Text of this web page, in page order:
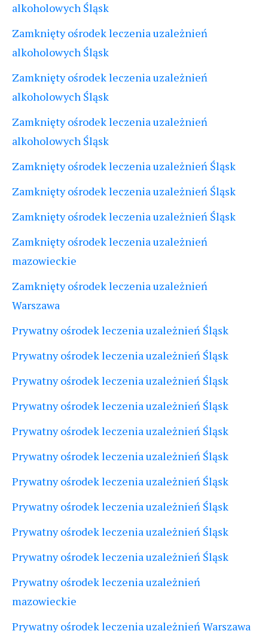
alkoholowych Śląsk
Zamknięty ośrodek leczenia uzależnień
alkoholowych Śląsk
Zamknięty ośrodek leczenia uzależnień
alkoholowych Śląsk
Zamknięty ośrodek leczenia uzależnień
alkoholowych Śląsk
Zamknięty ośrodek leczenia uzależnień Śląsk
Zamknięty ośrodek leczenia uzależnień Śląsk
Zamknięty ośrodek leczenia uzależnień Śląsk
Zamknięty ośrodek leczenia uzależnień
mazowieckie
Zamknięty ośrodek leczenia uzależnień
Warszawa
Prywatny ośrodek leczenia uzależnień Śląsk
Prywatny ośrodek leczenia uzależnień Śląsk
Prywatny ośrodek leczenia uzależnień Śląsk
Prywatny ośrodek leczenia uzależnień Śląsk
Prywatny ośrodek leczenia uzależnień Śląsk
Prywatny ośrodek leczenia uzależnień Śląsk
Prywatny ośrodek leczenia uzależnień Śląsk
Prywatny ośrodek leczenia uzależnień Śląsk
Prywatny ośrodek leczenia uzależnień Śląsk
Prywatny ośrodek leczenia uzależnień Śląsk
Prywatny ośrodek leczenia uzależnień
mazowieckie
Prywatny ośrodek leczenia uzależnień Warszawa